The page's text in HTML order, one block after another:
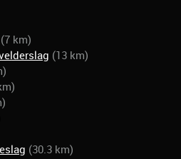
(7 km)
(13 km)
(30.3 km)